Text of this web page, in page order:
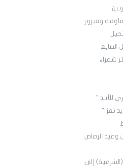
وفيروز
السابع
شقراء
للأبـد "
تعز "
وعيد الرصاص
إلى